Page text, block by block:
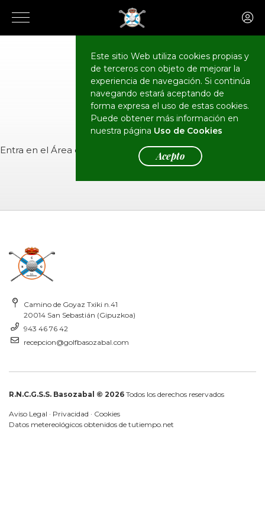
Este sitio Web utiliza cookies propias y
de terceros con objeto de mejorar la
experiencia de navegación. Si continúa
navegando estará aceptando de
forma expresa el uso de estas cookies.
Puede obtener más información en
nuestra página Uso de Cookies
Acepto
CALENDARIO
Eventos
Entra en el Área de Socios para ver el evento.
Camino de Goyaz Txiki n.41
20014 San Sebastián (Gipuzkoa)
943 46 76 42
recepcion@golfbasozabal.com
R.N.C.G.S.S. Basozabal © 2026 Todos los derechos reservados
Aviso Legal · Privacidad · Cookies
Datos metereológicos obtenidos de tutiempo.net